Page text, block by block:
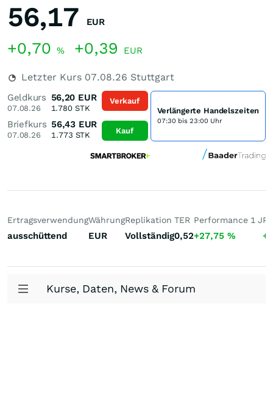
56,17 EUR
+0,70 % +0,39 EUR
Letzter Kurs 07.08.26 Stuttgart
Geldkurs
07.08.26
56,20 EUR
1.780STK
Briefkurs
07.08.26
56,43 EUR
1.773 STK
Verkauf
Kauf
Verlängerte Handelszeiten
07:30 bis 23:00 Uhr
Ertragsverwendung
ausschüttend
Währung
EUR
Replikation
Vollständig
TER
0,52
Performance 1 J
+27,75 %
Kurse, Daten, News & Forum